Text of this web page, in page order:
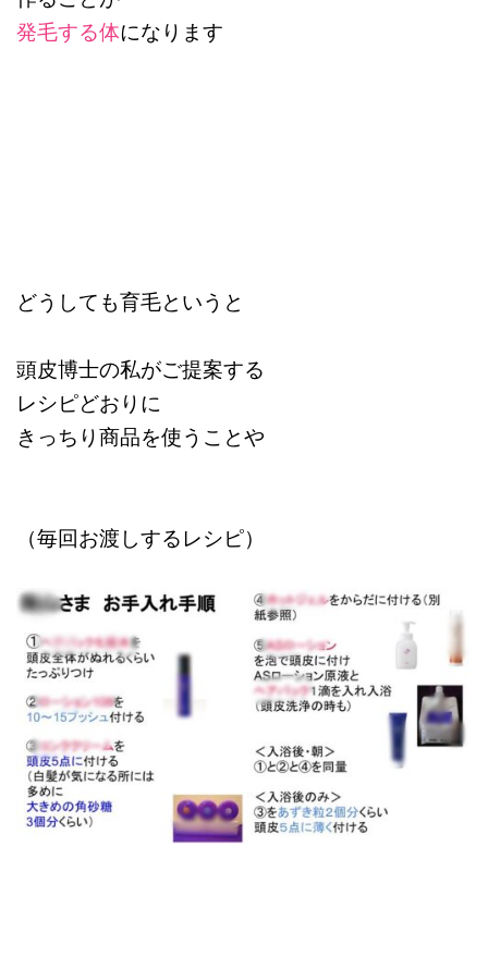
発毛する体になります
どうしても育毛というと
頭皮博士の私がご提案する
レシピどおりに
きっちり商品を使うことや
（毎回お渡しするレシピ）